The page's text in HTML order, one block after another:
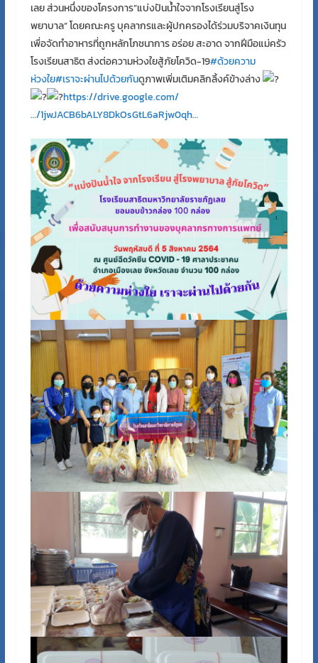
เลย ส่วนหนึ่งของโครงการ”แบ่งปันน้ำใจจากโรงเรียนสู่โรง
พยาบาล” โดยคณะครู บุคลากรและผู้ปกครองได้ร่วมบริจาคเงินทุน
เพื่อจัดทำอาหารที่ถูกหลักโภชนาการ อร่อย สะอาด จากฝีมือแม่ครัว
โรงเรียนสาธิต ส่งต่อความห่วงใยสู้ภัยโควิด-19#ด้วยความ
ห่วงใย#เราจะผ่านไปด้วยกันดูภาพเพิ่มเติมคลิกลิ้งค์ข้างล่าง
https://drive.google.com/
…/1jwJACB6bALY8DkOsGtL6aRjw0qh…